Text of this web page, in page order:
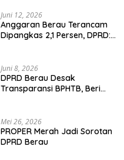
Juni 12, 2026
Anggaran Berau Terancam
Dipangkas 2,1 Persen, DPRD:
Juni 8, 2026
DPRD Berau Desak
Transparansi BPHTB, Beri
Mei 26, 2026
PROPER Merah Jadi Sorotan
DPRD Berau